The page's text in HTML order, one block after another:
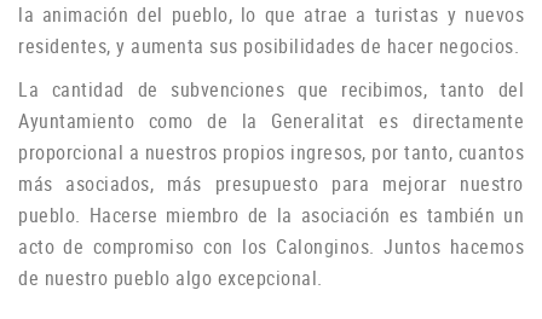
la animación del pueblo, lo que atrae a turistas y nuevos
residentes, y aumenta sus posibilidades de hacer negocios.
La cantidad de subvenciones que recibimos, tanto del
Ayuntamiento como de la Generalitat es directamente
proporcional a nuestros propios ingresos, por tanto, cuantos
más asociados, más presupuesto para mejorar nuestro
pueblo. Hacerse miembro de la asociación es también un
acto de compromiso con los Calonginos.Juntos hacemos
de nuestro pueblo algo excepcional.